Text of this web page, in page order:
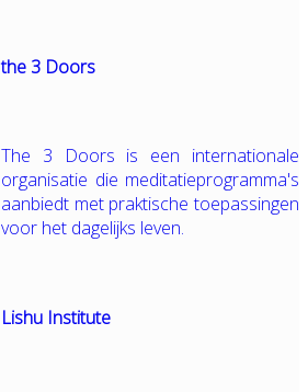
the 3 Doors
The 3 Doors is een internationale
organisatie die meditatieprogramma's
aanbiedt met praktische toepassingen
voor het dagelijks leven.
Lishu Institute